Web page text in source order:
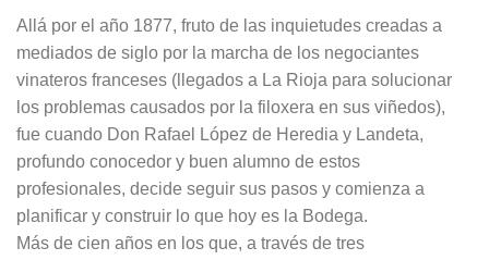
Allá por el año 1877, fruto de las inquietudes creadas a
mediados de siglo por la marcha de los negociantes
vinateros franceses (llegados a La Rioja para solucionar
los problemas causados por la filoxera en sus viñedos),
fue cuando Don Rafael López de Heredia y Landeta,
profundo conocedor y buen alumno de estos
profesionales, decide seguir sus pasos y comienza a
planificar y construir lo que hoy es la Bodega.
Más de cien años en los que, a través de tres